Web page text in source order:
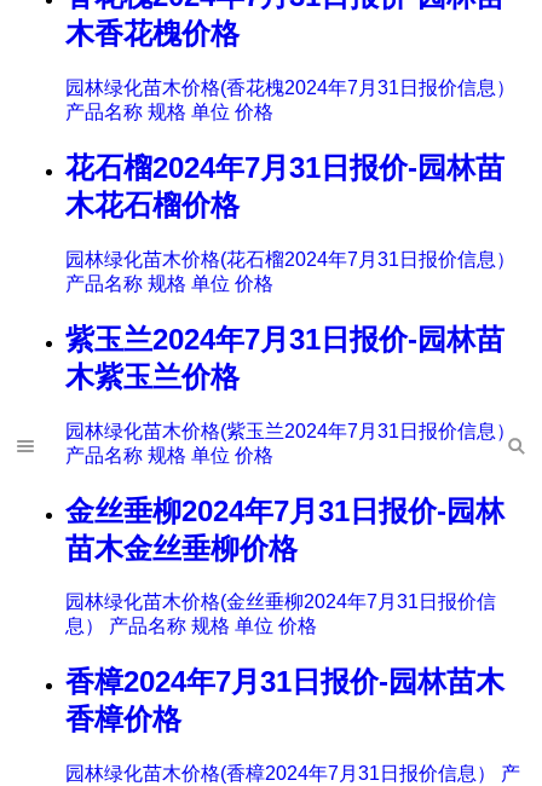
木香花槐价格
园林绿化苗木价格(香花槐2024年7月31日报价信息）
产品名称 规格 单位 价格
花石榴2024年7月31日报价-园林苗
木花石榴价格
园林绿化苗木价格(花石榴2024年7月31日报价信息）
产品名称 规格 单位 价格
紫玉兰2024年7月31日报价-园林苗
木紫玉兰价格
园林绿化苗木价格(紫玉兰2024年7月31日报价信息）
产品名称 规格 单位 价格
金丝垂柳2024年7月31日报价-园林
苗木金丝垂柳价格
园林绿化苗木价格(金丝垂柳2024年7月31日报价信
息） 产品名称 规格 单位 价格
香樟2024年7月31日报价-园林苗木
香樟价格
园林绿化苗木价格(香樟2024年7月31日报价信息） 产